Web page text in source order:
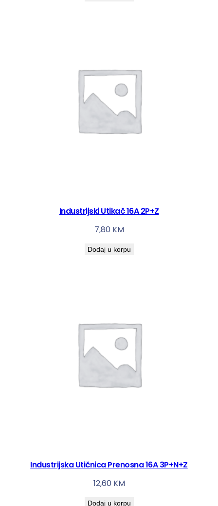
Industrijski Utikač 16A 2P+Z
7,80 KM
Dodaj u korpu
Industrijska Utičnica Prenosna 16A 3P+N+Z
12,60 KM
Dodaj u korpu